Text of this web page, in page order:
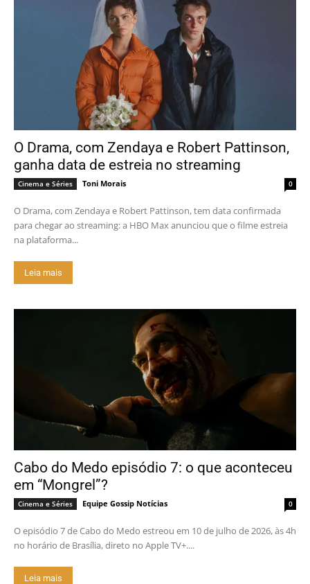
O Drama, com Zendaya e Robert Pattinson,
ganha data de estreia no streaming
Cinema e Séries Toni Morais 0
O Drama, com Zendaya e Robert Pattinson, tem data confirmada
para chegar ao streaming: a HBO Max anunciou que o filme estreia
na plataforma...
Leia mais
Cabo do Medo episódio 7: o que aconteceu
em “Mongrel”?
Cinema e Séries Equipe Gossip Notícias 0
O episódio 7 de Cabo do Medo estreou em 10 de julho de 2026, às 4h
no horário de Brasília, direto no Apple TV+....
Leia mais